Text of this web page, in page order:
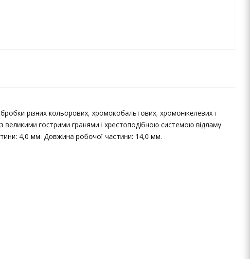
різних кольорових, хромокобальтових, хромонікелевих і
великими гострими гранями і хрестоподібною системою відламу
4,0 мм. Довжина робочої частини: 14,0 мм.